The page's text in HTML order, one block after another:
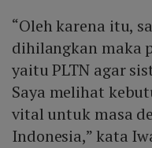
“Oleh karena itu,
dihilangkan maka
yaitu PLTN agar
Saya melihat
vital untuk masa
Indonesia,” kata